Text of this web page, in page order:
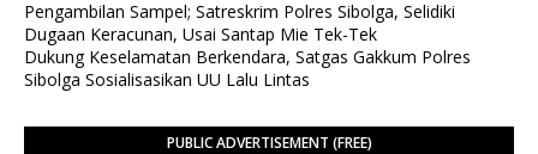
Pengambilan Sampel; Satreskrim Polres Sibolga, Selidiki
Dugaan Keracunan, Usai Santap Mie Tek-Tek
Dukung Keselamatan Berkendara, Satgas Gakkum Polres
Sibolga Sosialisasikan UU Lalu Lintas
PUBLIC ADVERTISEMENT (FREE)